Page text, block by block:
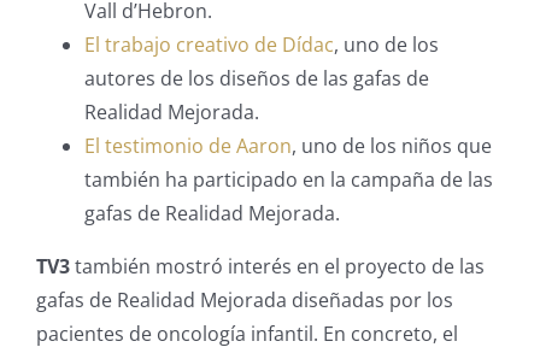
Vall d’Hebron.
El trabajo creativo de Dídac, uno de los
autores de los diseños de las gafas de
Realidad Mejorada.
El testimonio de Aaron, uno de los niños que
también ha participado en la campaña de las
gafas de Realidad Mejorada.
TV3también mostró interés en el proyecto de las
gafas de Realidad Mejorada diseñadas por los
pacientes de oncología infantil. En concreto, el